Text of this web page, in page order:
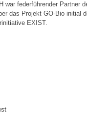
war federführender Partner
das Projekt GO-Bio initial
EXIST.